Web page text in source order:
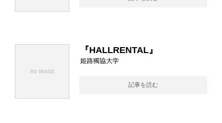
『HALLRENTAL』
姫路獨協大学
記事を読む